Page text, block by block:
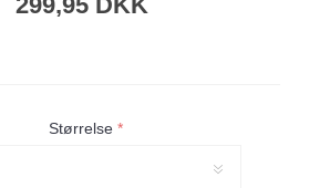
Størrelse*